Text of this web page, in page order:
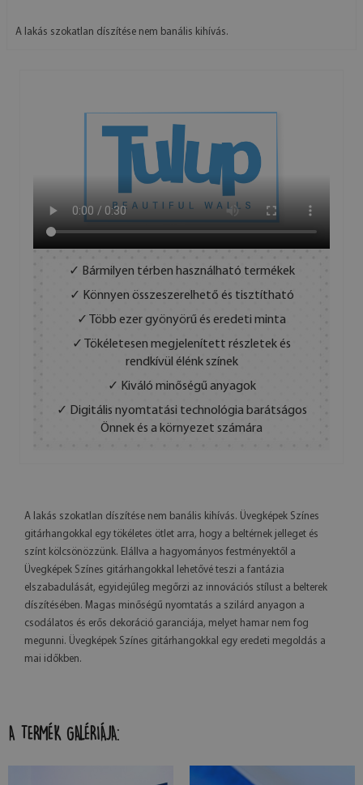
A lakás szokatlan díszítése nem banális kihívás.
✓ Bármilyen térben használható termékek
✓ Könnyen összeszerelhető és tisztítható
✓ Több ezer gyönyörű és eredeti minta
✓ Tökéletesen megjelenített részletek és
rendkívül élénk színek
✓ Kiváló minőségű anyagok
✓ Digitális nyomtatási technológia barátságos
Önnek és a környezet számára
A lakás szokatlan díszítése nem banális kihívás. Üvegképek Színes
gitárhangokkal egy tökéletes ötlet arra, hogy a beltérnek jelleget és
színt kölcsönözzünk. Elállva a hagyományos festményektől a
Üvegképek Színes gitárhangokkal lehetővé teszi a fantázia
elszabadulását, egyidejűleg megőrzi az innovációs stílust a belterek
díszítésében. Magas minőségű nyomtatás a szilárd anyagon a
csodálatos és erős dekoráció garanciája, melyet hamar nem fog
megunni. Üvegképek Színes gitárhangokkal egy eredeti megoldás a
mai időkben.
A TERMÉK GALÉRIÁJA: